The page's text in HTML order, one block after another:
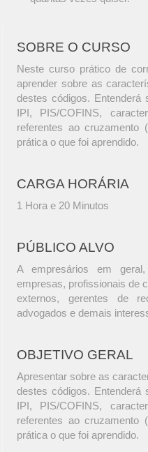
SOBRE O CURSO
Neste curso prático de
aprender sobre as
destes códigos. Entenderá
IPI, PIS/COFINS,
referentes ao cruzamento
prática o que foi aprendido.
CARGA HORÁRIA
1 Hora e 20 Minutos
PÚBLICO ALVO
A empresários em
empresas, profissionais de
externos, gerentes de
advogados e demais
OBJETIVO GERAL
Apresentar sobre as
destes códigos. Entenderá
IPI, PIS/COFINS,
referentes ao cruzamento
prática o que foi aprendido.